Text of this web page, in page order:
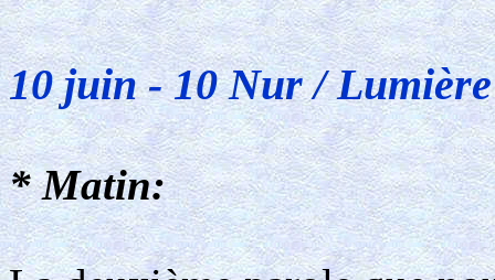
10 juin - 10 Nur / Lumière
* Matin: